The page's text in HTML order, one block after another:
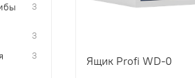
Ящик Profi WD-0
3
3
3